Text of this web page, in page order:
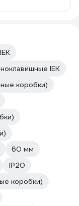
IEK
коробки)
60 мм
IP20
коробки)